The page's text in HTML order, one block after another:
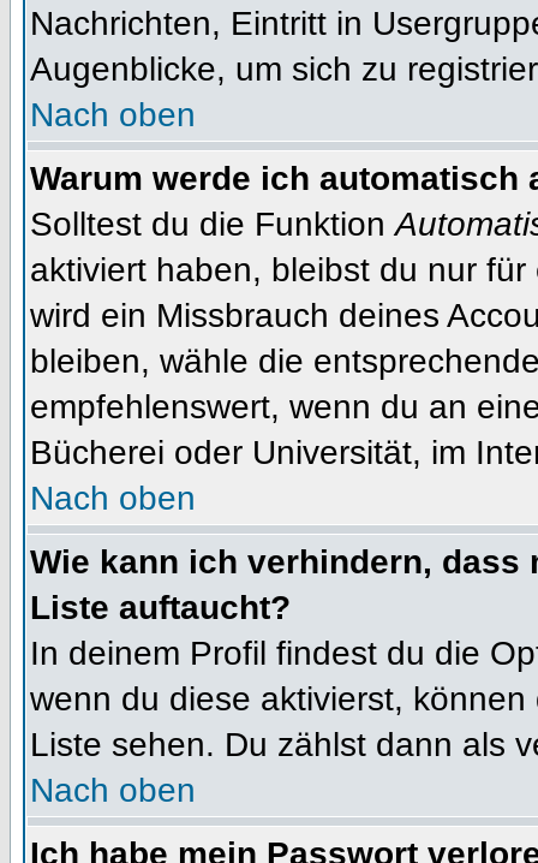
Nachrichten, Eintritt in
Augenblicke, um sich zu
Nach oben
Warum werde ich automatisch
Solltest du die Funktion
aktiviert haben, bleibst du nur
wird ein Missbrauch deines
bleiben, wähle die
empfehlenswert, wenn du an
Bücherei oder Universität, im
Nach oben
Wie kann ich verhindern, dass
Liste auftaucht?
In deinem Profil findest du die
wenn du diese aktivierst,
Liste sehen. Du zählst dann als
Nach oben
Ich habe mein Passwort